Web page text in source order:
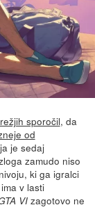
sporočil, da
od
je sedaj
zamudo niso
ki ga igralci
v lasti
VIzagotovo ne